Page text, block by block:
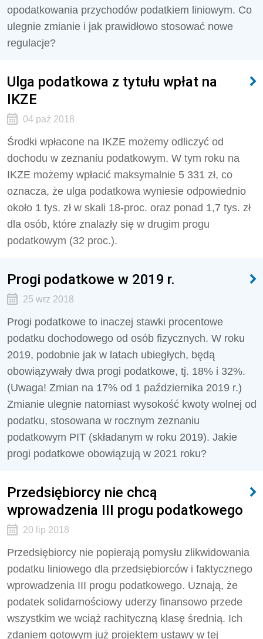
opodatkowania przychodów podatkiem liniowym. Co
ulegnie zmianie i jak prawidłowo stosować nowe
regulacje?
Ulga podatkowa z tytułu wpłat na
IKZE
04 paź 2018
Środki wpłacone na IKZE możemy odliczyć od
dochodu w zeznaniu podatkowym. W tym roku na
IKZE możemy wpłacić maksymalnie 5 331 zł, co
oznacza, że ulga podatkowa wyniesie odpowiednio
około 1 tys. zł w skali 18-proc. oraz ponad 1,7 tys. zł
dla osób, które znalazły się w drugim progu
podatkowym (32 proc.).
Progi podatkowe w 2019 r.
25 wrz 2018
Progi podatkowe to inaczej stawki procentowe
podatku dochodowego od osób fizycznych. W roku
2019, podobnie jak w latach ubiegłych, będą
obowiązywały dwa progi podatkowe, tj. 18% i 32%.
(Uwaga! Zmian na 17% od 1 października 2019 r.)
Zmianie ulegnie natomiast wysokość kwoty wolnej od
podatku, stosowana w rocznym zeznaniu
podatkowym PIT (składanym w roku 2019). Jakie
progi podatkowe obowiązują w 2021 roku?
Przedsiębiorcy nie chcą
wprowadzenia III progu podatkowego
20 lip 2018
Przedsiębiorcy nie popierają pomysłu zlikwidowania
podatku liniowego dla przedsiębiorców i faktycznego
wprowadzenia III progu podatkowego. Uznają, że
podatek solidarnościowy uderzy finansowo przede
wszystkim we wciąż rachityczną klasę średnią. Ich
zdaniem gotowym już projektem ustawy w tej